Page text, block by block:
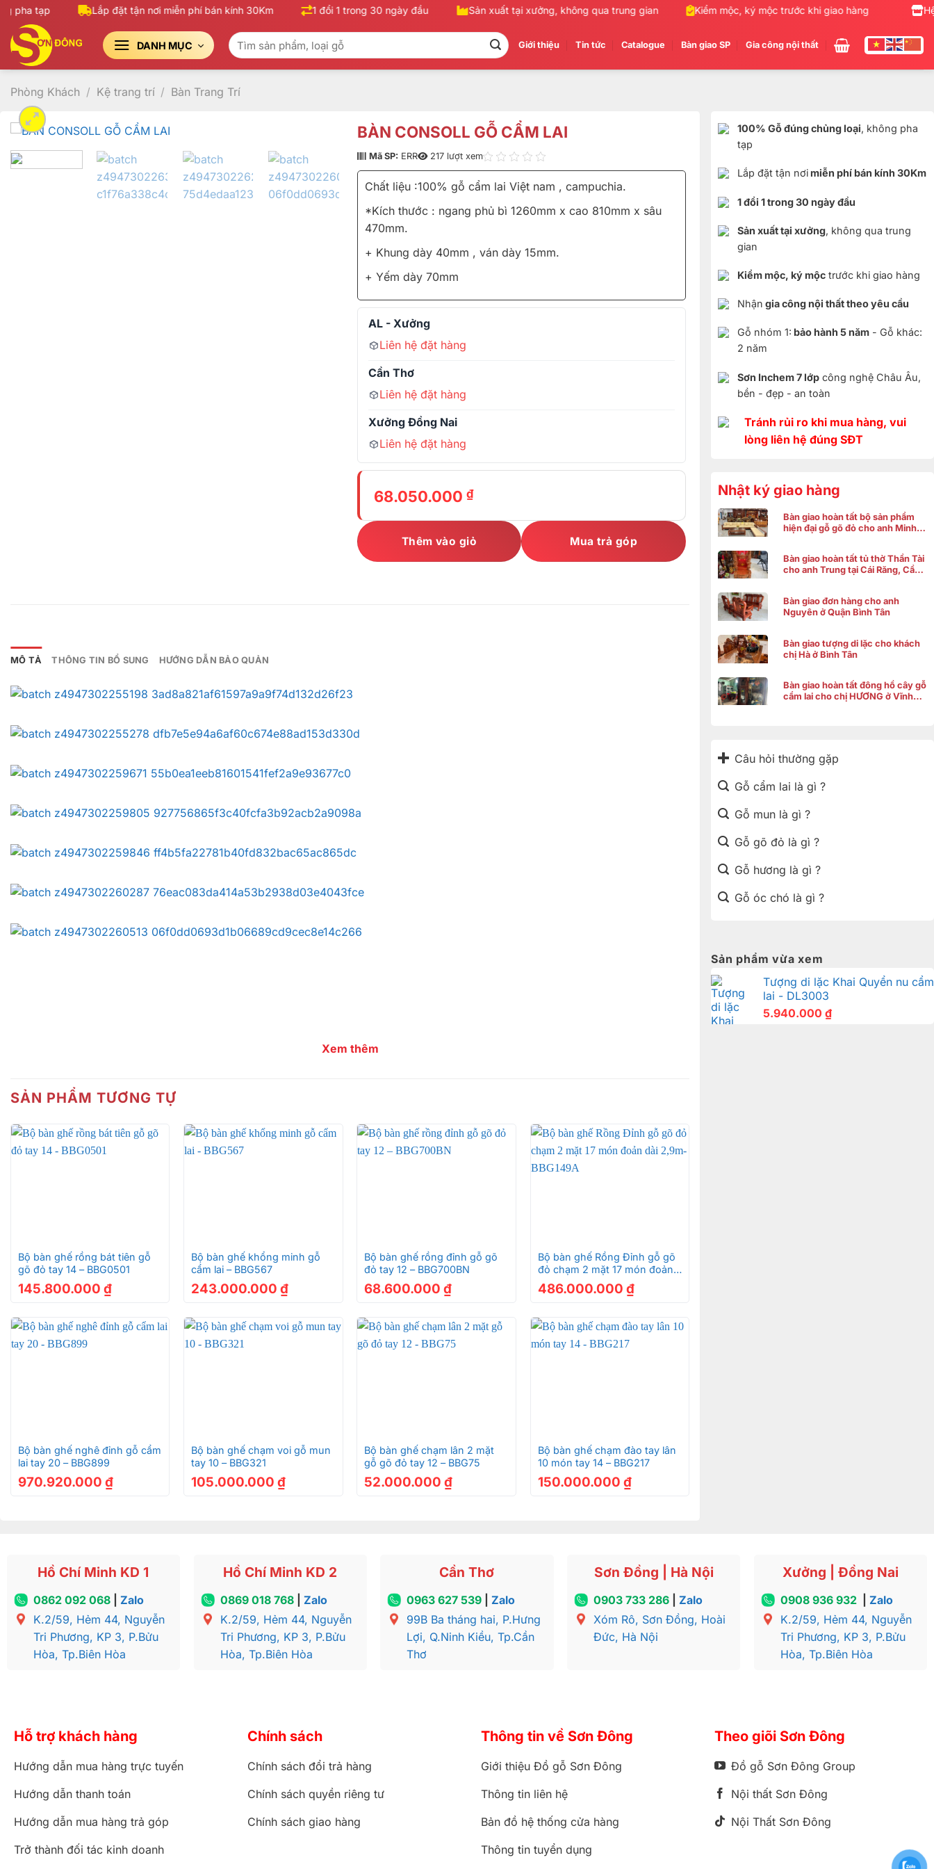
Bỏ
nội
dung
tạp Lắp đặt tận nơi miễn phí bán kính 30Km 1 đổi 1 trong 30 ngày đầu Sản xuất tại xưởng, không qua trung gian Kiểm mộc, ký mộc trước khi giao hàng Nhận
DANH MỤC
Tìm
kiếm:
Giới thiệu Tin tức Catalogue Bàn giao SP Gia công nội thất
Phòng Khách / Kệ trang trí / Bàn Trang Trí
100% Gỗ đúng chủng loại, không pha
tạp
Lắp đặt tận nơimiễn phí bán kính 30Km
1 đổi 1 trong 30 ngày đầu
Sản xuất tại xưởng, không qua trung
gian
Kiểm mộc, ký mộctrước khi giao hàng
Nhận gia công nội thất theo yêu cầu
Gỗ nhóm 1: bảo hành 5 năm- Gỗ khác:
2 năm
Sơn Inchem 7 lớpcông nghệ Châu Âu,
bền - đẹp - an toàn
Tránh rủi ro khi mua hàng, vui
lòng liên hệ đúng SĐT
Nhật ký giao hàng
Bàn giao hoàn tất bộ sản phẩm
hiện đại gỗ gõ đỏ cho anh Minh ở
Bàn giao hoàn tất tủ thờ Thần Tài
cho anh Trung tại Cái Răng, Cần
Bàn giao đơn hàng cho anh
Nguyên ở Quận Bình Tân
Bàn giao tượng di lặc cho khách
chị Hà ở Bình Tân
Bàn giao hoàn tất đông hồ cây gỗ
cẩm lai cho chị HƯƠNG ở Vĩnh
Câu hỏi thường gặp
Gỗ cẩm lai là gì ?
Gỗ mun là gì ?
Gỗ gõ đỏ là gì ?
Gỗ hương là gì ?
Gỗ óc chó là gì ?
Sản phẩm vừa xem
Tượng di lặc Khai Quyển nu cẩm
lai - DL3003
5.940.000 ₫
BÀN CONSOLL GỖ CẨM LAI
Mã SP: ERR 217 lượt xem
Chất liệu :100% gỗ cẩm lai Việt nam , campuchia.
*Kích thước : ngang phủ bì 1260mm x cao 810mm x sâu
470mm.
+ Khung dày 40mm , ván dày 15mm.
+ Yếm dày 70mm
AL - Xưởng
Liên hệ đặt hàng
Cần Thơ
Liên hệ đặt hàng
Xưởng Đồng Nai
Liên hệ đặt hàng
68.050.000 ₫
Thêm vào giỏ Mua trả góp
MÔ TẢ THÔNG TIN BỔ SUNG HƯỚNG DẪN BẢO QUẢN
Xem thêm
SẢN PHẨM TƯƠNG TỰ
Bộ bàn ghế rồng bát tiên gỗ
gõ đỏ tay 14 – BBG0501
145.800.000 ₫
Bộ bàn ghế khổng minh gỗ
cẩm lai – BBG567
243.000.000₫
Bộ bàn ghế rồng đỉnh gỗ gõ
đỏ tay 12 – BBG700BN
68.600.000₫
Bộ bàn ghế Rồng Đỉnh gỗ gõ
đỏ chạm 2 mặt 17 món đoản
dài 2,9m-BBG149A
486.000.000 ₫
Bộ bàn ghế nghê đỉnh gỗ cẩm
lai tay 20 – BBG899
970.920.000 ₫
Bộ bàn ghế chạm voi gỗ mun
tay 10 – BBG321
105.000.000₫
Bộ bàn ghế chạm lân 2 mặt
gỗ gõ đỏ tay 12 – BBG75
52.000.000₫
Bộ bàn ghế chạm đào tay lân
10 món tay 14 – BBG217
150.000.000 ₫
Hồ Chí Minh KD 1
0862 092 068| Zalo
K.2/59, Hẻm 44, Nguyễn
Tri Phương, KP 3, P.Bửu
Hòa, Tp.Biên Hòa
Hồ Chí Minh KD 2
0869 018 768| Zalo
K.2/59, Hẻm 44, Nguyễn
Tri Phương, KP 3, P.Bửu
Hòa, Tp.Biên Hòa
Cần Thơ
0963 627 539 |Zalo
99B Ba tháng hai, P.Hưng
Lợi, Q.Ninh Kiều, Tp.Cần
Thơ
Sơn Đồng | Hà Nội
0903 733 286 |Zalo
Xóm Rô, Sơn Đồng, Hoài
Đức, Hà Nội
Xưởng | Đồng Nai
0908 936 932
Zalo
K.2/59, Hẻm 44, Nguyễn
Tri Phương, KP 3, P.Bửu
Hòa, Tp.Biên Hòa
Hỗ trợ khách hàng
Hướng dẫn mua hàng trực tuyến
Hướng dẫn thanh toán
Hướng dẫn mua hàng trả góp
Trở thành đối tác kinh doanh
Chính sách
Chính sách đổi trả hàng
Chính sách quyền riêng tư
Chính sách giao hàng
Thông tin về Sơn Đông
Giới thiệu Đồ gỗ Sơn Đông
Thông tin liên hệ
Bản đồ hệ thống cửa hàng
Thông tin tuyển dụng
Theo giõi Sơn Đông
Đồ gỗ Sơn Đông Group
Nội thất Sơn Đông
Nội Thất Sơn Đông